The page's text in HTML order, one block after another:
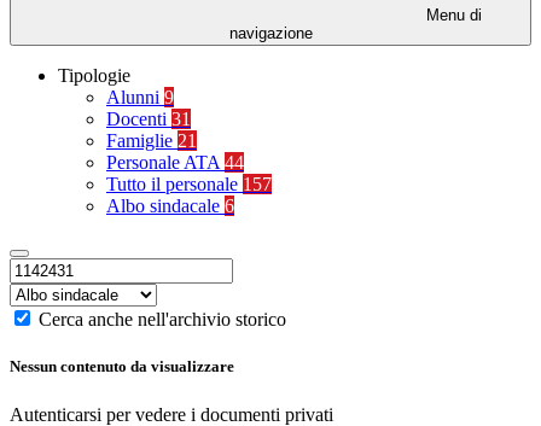
Menu di
navigazione
Tipologie
Alunni 9
Docenti 31
Famiglie 21
Personale ATA 44
Tutto il personale 157
Albo sindacale 6
Cerca anche nell'archivio storico
Nessun contenuto da visualizzare
Autenticarsi per vedere i documenti privati